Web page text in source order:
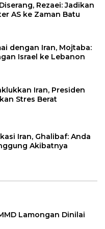
Rezaei: Jadikan
AS ke Zaman Batu
dengan Iran, Mojtaba:
Israel ke Lebanon
Iran, Presiden
Stres Berat
Iran, Ghalibaf: Anda
Akibatnya
Lamongan Dinilai